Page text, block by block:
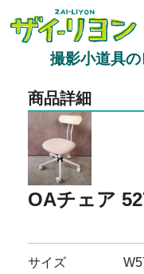
撮影小道具
商品詳細
OAチェア
サイズ